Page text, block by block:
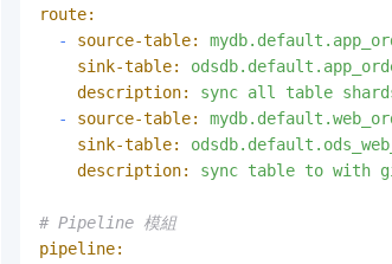
route:
-
source-table:
sink-table:
description:
sync all table
-
source-table:
sink-table:
description:
sync table to with
# Pipeline 模組
pipeline: